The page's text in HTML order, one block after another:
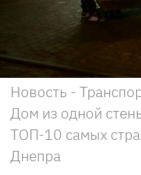
Новость -
Дом из одной
ТОП-10 самых
Днепра